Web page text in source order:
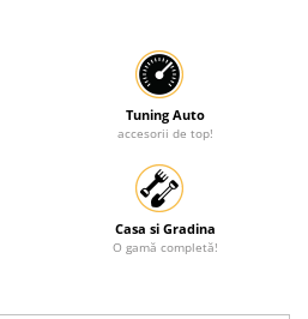
Tuning Auto
accesorii de top!
Casa si Gradina
O gamă completă!